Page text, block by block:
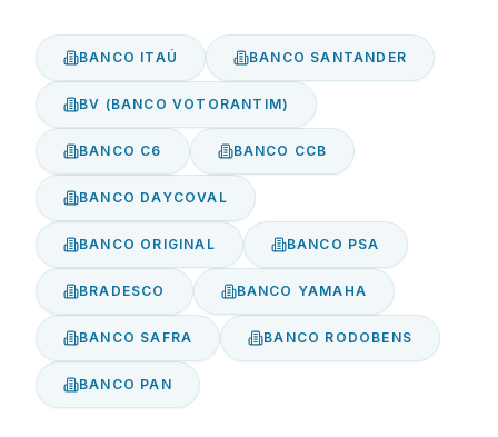
BANCO ITAÚ BANCO SANTANDER
BV (BANCO VOTORANTIM)
BANCO C6 BANCO CCB
BANCO DAYCOVAL
BANCO ORIGINAL BANCO PSA
BRADESCO BANCO YAMAHA
BANCO SAFRA BANCO RODOBENS
BANCO PAN